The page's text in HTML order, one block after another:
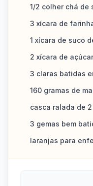
1/2 colher chá de
3 xícara de
1 xícara de suco
2 xícara de açúcar
3 claras batidas
160 gramas de
casca ralada de
3 gemas bem
laranjas para